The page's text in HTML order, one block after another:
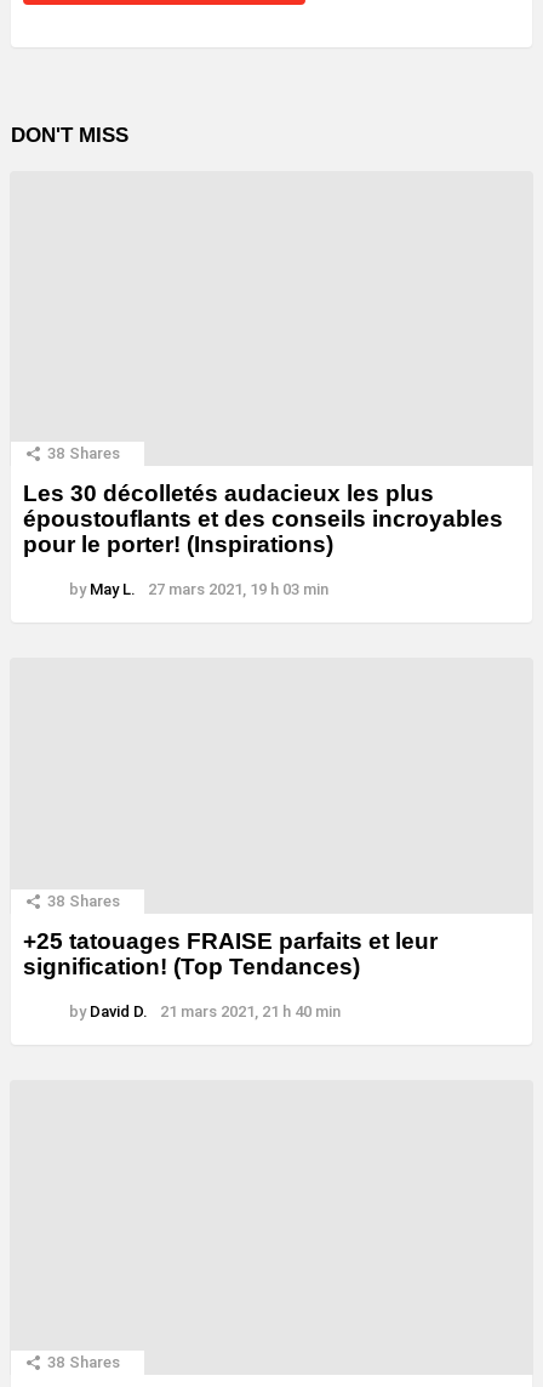
DON'T MISS
38 Shares
Les 30 décolletés audacieux les plus
époustouflants et des conseils incroyables
pour le porter! (Inspirations)
by May L. 27 mars 2021, 19 h 03 min
38 Shares
+25 tatouages ​​FRAISE parfaits et leur
signification! (Top Tendances)
by David D. 21 mars 2021, 21 h 40 min
38 Shares